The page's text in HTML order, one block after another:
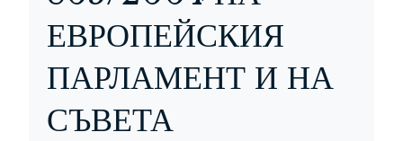
ЕВРОПЕЙСКИЯ
ПАРЛАМЕНТ И НА
СЪВЕТА